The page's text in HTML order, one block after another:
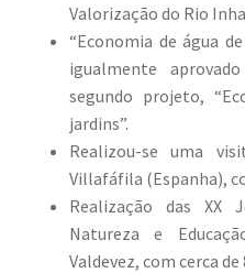
Valorização do Rio
“Economia de água
igualmente
segundo projeto,
jardins”.
Realizou-se uma
Villafáfila (Espanha),
Realização das XX
Natureza e
Valdevez, com cerca